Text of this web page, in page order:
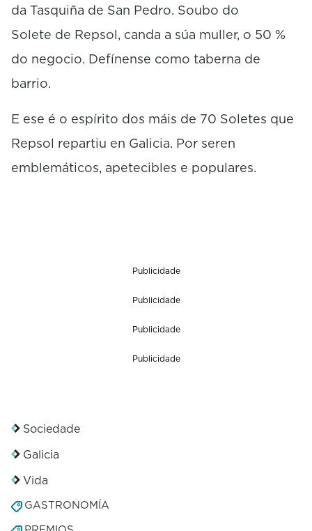
da Tasquiña de San Pedro. Soubo do
Solete de Repsol, canda a súa muller, o 50 %
do negocio. Defínense como taberna de
barrio.
E ese é o espírito dos máis de 70 Soletes que
Repsol repartiu en Galicia. Por seren
emblemáticos, apetecibles e populares.
Publicidade
Publicidade
Publicidade
Publicidade
Sociedade
Galicia
Vida
GASTRONOMÍA